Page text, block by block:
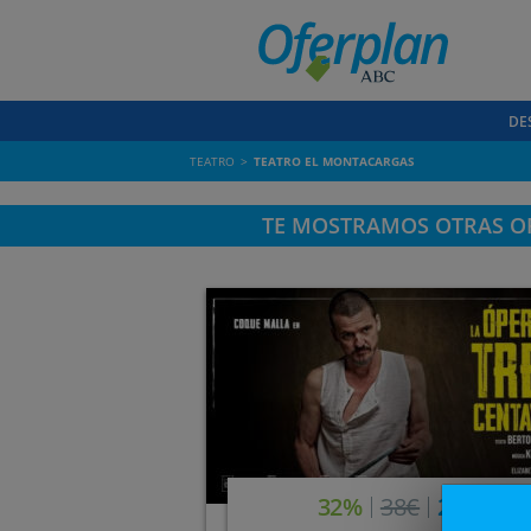
TEATRO TEATRO EL MONTACARGAS
TE MOSTRAMOS OTRAS
32% 38€ 26€